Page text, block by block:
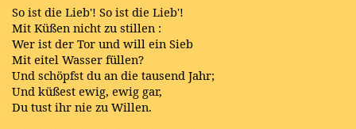
So ist die Lieb'! So ist die Lieb'!
Mit Küßen nicht zu stillen :
Wer ist der Tor und will ein Sieb
Mit eitel Wasser füllen?
Und schöpfst du an die tausend Jahr;
Und küßest ewig, ewig gar,
Du tust ihr nie zu Willen.